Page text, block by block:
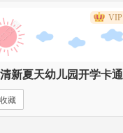
VIP
新夏天幼儿园开学卡通
收藏